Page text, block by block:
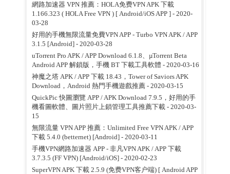
網路加速器 VPN 推薦：HOLA免费VPN APK 下載
1.166.323 ( HOLA Free VPN ) [ Android/iOS APP ]- 2020-
03-28
好用的手機無限流量免費VPN APP - Turbo VPN APK / APP
3.1.5 [Android]- 2020-03-28
uTorrent Pro APK / APP Download 6.1.8、µTorrent Beta
Android APP 解鎖版，手機 BT 下載工具軟體 - 2020-03-16
神魔之塔 APK / APP 下載 18.43，Tower of Saviors APK
Download，Android 熱門手機遊戲推薦- 2020-03-15
QuickPic 快圖瀏覽 APP / APK Download 7.9.5，好用的手
機看圖軟體、圖片照片上鎖管理工具推薦下載- 2020-03-
15
無限流量 VPN APP 推薦：Unlimited Free VPN APK / APP
下載 5.4.0 (betternet) [Android]- 2020-03-11
手機VPN網路加速器 APP - 非凡VPN APK / APP 下載
3.7.3.5 (FF VPN) [Android/iOS]- 2020-02-23
SuperVPN APK 下載 2.5.9 (免费VPN客户端) [ Android APP